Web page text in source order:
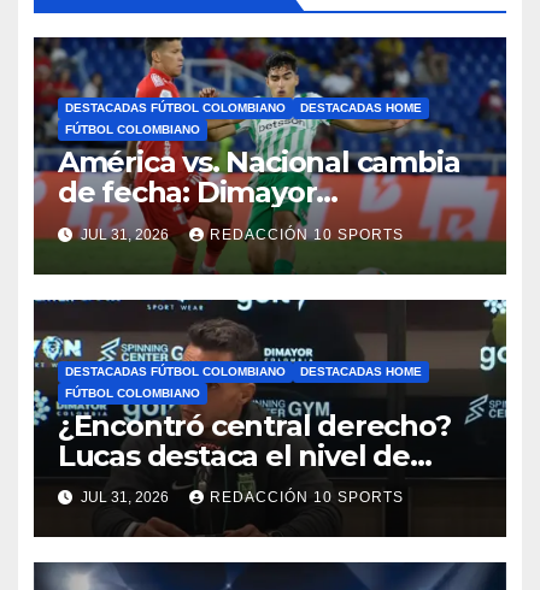
DESTACADAS FÚTBOL COLOMBIANO
DESTACADAS HOME
FÚTBOL COLOMBIANO
América vs. Nacional cambia
de fecha: Dimayor
reprogramó el clásico por
motivos de seguridad
JUL 31, 2026 REDACCIÓN 10 SPORTS
DESTACADAS FÚTBOL COLOMBIANO
DESTACADAS HOME
FÚTBOL COLOMBIANO
¿Encontró central derecho?
Lucas destaca el nivel de
Néider Parra
JUL 31, 2026 REDACCIÓN 10 SPORTS